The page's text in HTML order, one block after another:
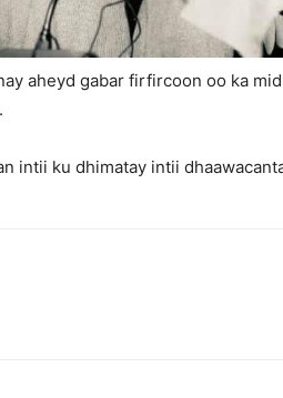
aheyd gabar firfircoon oo ka
intii ku dhimatay intii